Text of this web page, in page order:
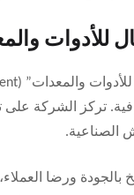
للأدوات
الصناعية.
بالجودة ورضا